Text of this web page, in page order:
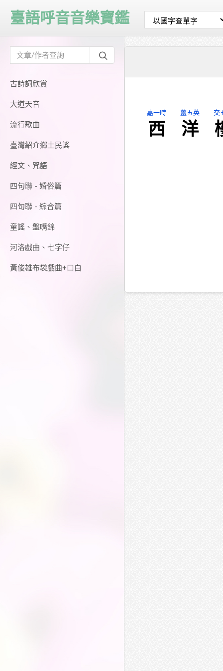
古詩詞欣賞
大道天音
流行歌曲
臺灣紹介鄉土民謠
經文、咒語
四句聯 - 婚俗篇
四句聯 - 綜合篇
童謠、盤嘴錦
河洛戲曲、七字仔
黃俊雄布袋戲曲+口白
臺語呼音音樂寶鑑
嘉一時
西
薑五英
洋
交